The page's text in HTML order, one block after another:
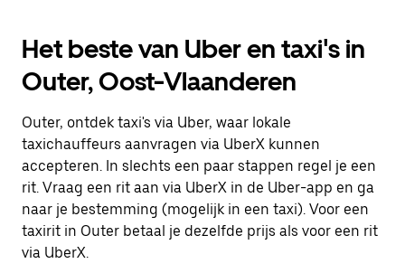
de
agenda
te
openen
een
datum
selecteren.
Druk
op
Escape
om
de
Het beste van Uber en taxi's in
Outer, Oost-Vlaanderen
Outer, ontdek taxi's via Uber, waar lokale
taxichauffeurs aanvragen via UberX kunnen
accepteren. In slechts een paar stappen regel je een
rit. Vraag een rit aan via UberX in de Uber-app en ga
naar je bestemming (mogelijk in een taxi). Voor een
taxirit in Outer betaal je dezelfde prijs als voor een rit
via UberX.